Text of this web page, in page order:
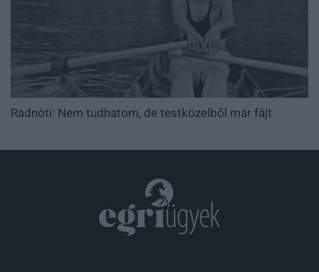
Radnóti: Nem tudhatom, de testközelből már fájt